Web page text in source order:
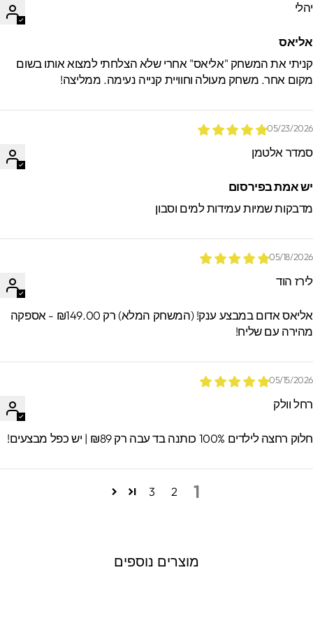
את המשחק "אליאס" אחרי שלא הצלחתי למצוא אותו בשום
אחר. משחק מעולה וחוויית קנייה נעימה. ממליצה!
05/23/
אלטמן
אמת בפירסום
שמיות עמידות למים וסבון
05/18/
הוד
אליאס אדום במבצע ענק! (המשחק המלא) רק ₪149.00 - אספקה
עם שליח!
05/15/
וולק
רחצה לילדים 100% כותנה בד עבה רק ₪89 | יש כפל מבצעים!
1
2
3
מוצרים נוספים